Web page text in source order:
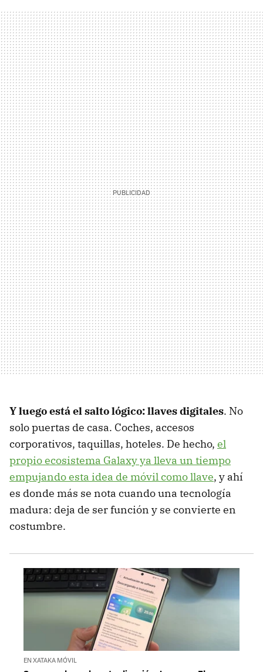
Y luego está el salto lógico: llaves digitales. No
solo puertas de casa. Coches, accesos
corporativos, taquillas, hoteles. De hecho, el
propio ecosistema Galaxy ya lleva un tiempo
empujando esta idea de móvil como llave, y ahí
es donde más se nota cuando una tecnología
madura: deja de ser función y se convierte en
costumbre.
EN XATAKA MÓVIL